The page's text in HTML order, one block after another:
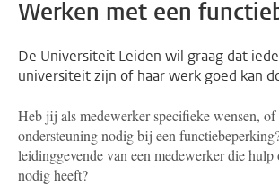
Werken met een
De Universiteit Leiden wil graag dat
universiteit zijn of haar werk goed kan
Heb jij als medewerker specifieke wensen, of
ondersteuning nodig bij een
leidinggevende van een medewerker die
nodig heeft?